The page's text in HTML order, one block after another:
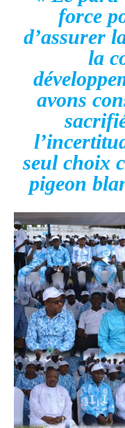
force
d’assurer
la
avons
seul choix
pigeon